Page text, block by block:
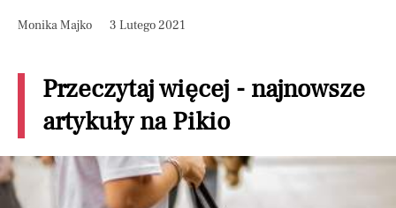
Monika Majko 3 Lutego 2021
Przeczytaj więcej - najnowsze
artykuły na Pikio